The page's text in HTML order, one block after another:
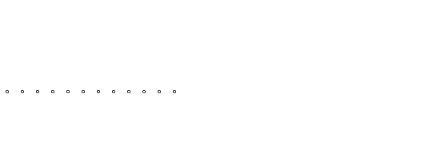
。。。。。。。。。。。。